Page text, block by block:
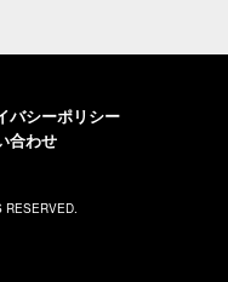
バシーポリシー
合わせ
RESERVED.